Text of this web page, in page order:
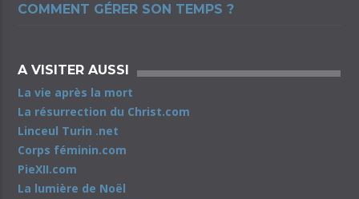
COMMENT GÉRER SON TEMPS ?
A VISITER AUSSI
La vie après la mort
La résurrection du Christ.com
Linceul Turin .net
Corps féminin.com
PieXII.com
La lumière de Noël